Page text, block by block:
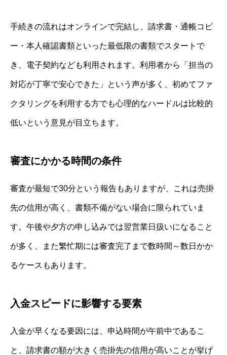
手続きの流れはオンラインで完結し、請求書・通帳コピ
ー・本人確認書類といった最低限の書類でスタートで
き、電子契約なども利用されます。利用者から「担当の
対応が丁寧で安心できた」という声が多く、初めてファ
クタリングを利用する方でも心理的なハードルは比較的
低いという意見が目立ちます。
審査にかかる時間の条件
審査が最短で30分という報告もありますが、これは売掛
先の信用が高く、書類不備がない場合に限られていま
す。午後や夕方の申し込みでは翌営業日扱いになること
が多く、また繁忙期には審査完了まで数時間～数日かか
るケースもあります。
入金スピードに影響する要素
入金が早くなる要因には、申込時間が午前中であるこ
と、請求書の額が大きく売掛先の信用が高いことが挙げ